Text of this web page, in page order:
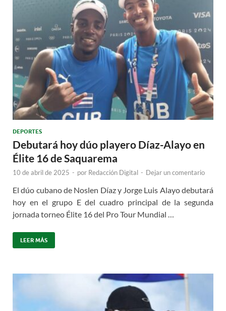
DEPORTES
Debutará hoy dúo playero Díaz-Alayo en
Élite 16 de Saquarema
10 de abril de 2025 - por Redacción Digital - Dejar un comentario
El dúo cubano de Noslen Díaz y Jorge Luis Alayo debutará
hoy en el grupo E del cuadro principal de la segunda
jornada torneo Élite 16 del Pro Tour Mundial …
LEER MÁS